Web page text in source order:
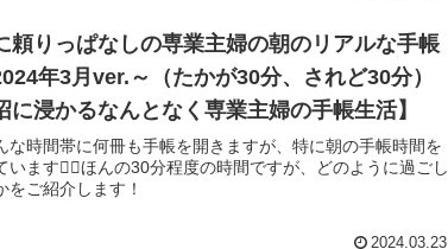
頼りっぱなしの専業主婦の朝のリアルな手帳
年3月ver.～（たかが30分、されど30分）
に浸かるなんとなく専業主婦の手帳生活】
な時間帯に何冊も手帳を開きますが、特に朝の手帳時間を
います✍🏻ほんの30分程度の時間ですが、どのように過ごし
をご紹介します！
2024.03.23